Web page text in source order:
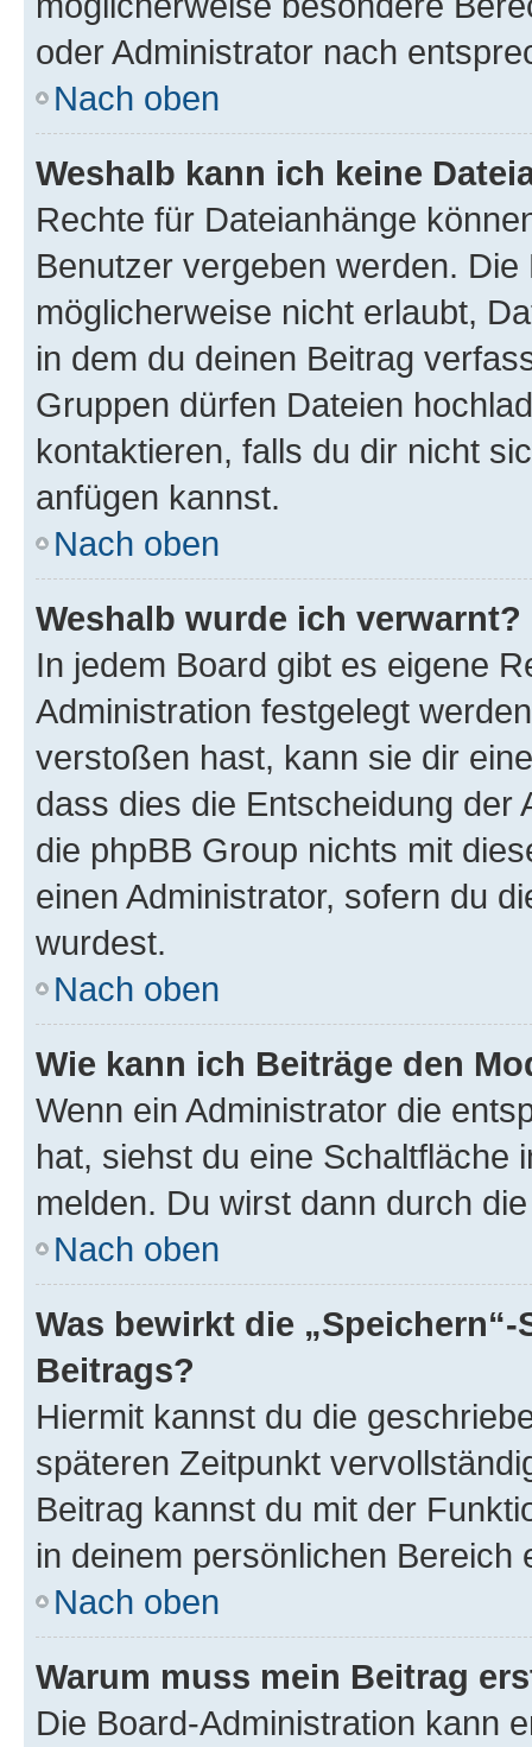
oder Administrator nach
Nach oben
Weshalb kann ich keine
Rechte für Dateianhänge
Benutzer vergeben werden.
möglicherweise nicht erlaubt,
in dem du deinen Beitrag
Gruppen dürfen Dateien
kontaktieren, falls du dir nicht
anfügen kannst.
Nach oben
Weshalb wurde ich verwarnt?
In jedem Board gibt es eigene
Administration festgelegt
verstoßen hast, kann sie dir
dass dies die Entscheidung der
die phpBB Group nichts mit
einen Administrator, sofern du
wurdest.
Nach oben
Wie kann ich Beiträge den
Wenn ein Administrator die
hat, siehst du eine Schaltfläche
melden. Du wirst dann durch
Nach oben
Was bewirkt die
Beitrags?
Hiermit kannst du die
späteren Zeitpunkt
Beitrag kannst du mit der
in deinem persönlichen Bereich
Nach oben
Warum muss mein Beitrag
Die Board-Administration kann